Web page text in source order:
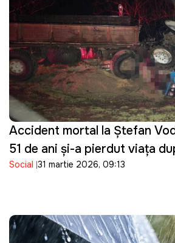
Accident mortal la Ștefan
51 de ani și-a pierdut viața
controlul asupra tractorului pe
Social 31 martie 2026, 09:13